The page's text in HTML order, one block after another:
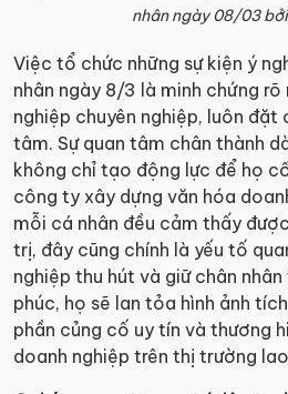
nhân ngày 08/03
Việc tổ chức những sự kiện ý
nhân ngày 8/3 là minh chứng
nghiệp chuyên nghiệp, luôn đặt
tâm. Sự quan tâm chân thành
không chỉ tạo động lực để họ
công ty xây dựng văn hóa
mỗi cá nhân đều cảm thấy
trị, đây cũng chính là yếu tố
nghiệp thu hút và giữ chân
phúc, họ sẽ lan tỏa hình ảnh
phần củng cố uy tín và thương
doanh nghiệp trên thị trường